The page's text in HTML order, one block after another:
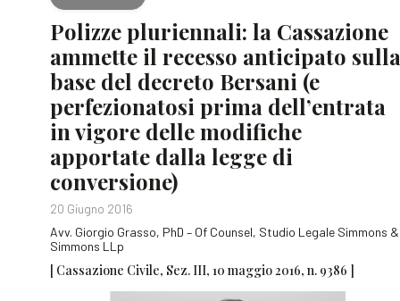
Polizze pluriennali: la Cassazione
ammette il recesso anticipato sulla
base del decreto Bersani (e
perfezionatosi prima dell’entrata
in vigore delle modifiche
apportate dalla legge di
conversione)
20 Giugno 2016
Avv. Giorgio Grasso, PhD – Of Counsel, Studio Legale Simmons &
Simmons LLp
[ Cassazione Civile, Sez. III, 10 maggio 2016, n. 9386 ]